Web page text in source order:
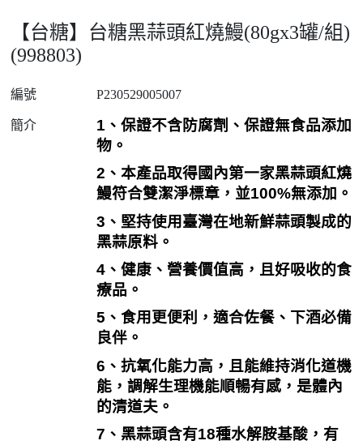
【台糖】台糖黑蒜頭紅燒鰻(80gx3罐/組)
(998803)
編號 P230529005007
簡介 1 、保證不含防腐劑、保證無食品添加
物。
2 、本產品取得國內第一家黑蒜頭紅燒
鰻符合雙潔淨標章，並100%無添加。
3 、堅持使用臺灣在地新鮮蒜頭製成的
黑蒜原料。
4、健康、營養價值高，且好吸收的食
療品。
5 、食用更便利，適合佐餐、下酒必備
良伴。
6 、抗氧化能力高，且能維持消化道機
能，調解生理機能順暢有感，是體內
的清道夫。
7 、黑蒜頭含有18種水解胺基酸，有